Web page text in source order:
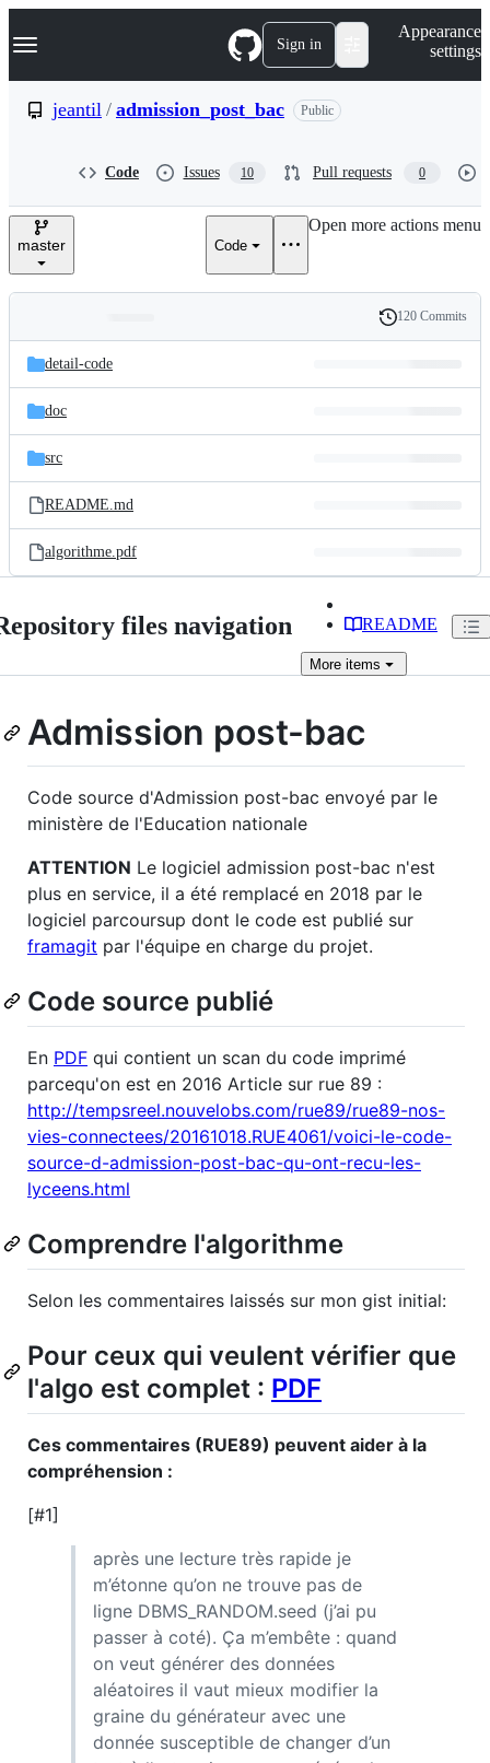
k
p
e
Navigation Menu Sign in
Appearance
settings
jeantil / admission_post_bac Public
Code Issues 10 Pull requests 0
master Code
Open more actions menu
and
files
Latest
commit
History
120 Commits
detail-code
doc
src
README.md
algorithme.pdf
files navigation README
More items
Admission post-bac
Code source d'Admission post-bac envoyé par le
ministère de l'Education nationale
ATTENTION Le logiciel admission post-bac n'est
plus en service, il a été remplacé en 2018 par le
logiciel parcoursup dont le code est publié sur
framagit par l'équipe en charge du projet.
Code source publié
En PDF qui contient un scan du code imprimé
parcequ'on est en 2016 Article sur rue 89 :
http://tempsreel.nouvelobs.com/rue89/rue89-nos-
vies-connectees/20161018.RUE4061/voici-le-code-
source-d-admission-post-bac-qu-ont-recu-les-
lyceens.html
Comprendre l'algorithme
Selon les commentaires laissés sur mon gist initial:
Pour ceux qui veulent vérifier que
l'algo est complet : PDF
Ces commentaires (RUE89) peuvent aider à la
compréhension :
[#1]
après une lecture très rapide je
m’étonne qu’on ne trouve pas de
ligne DBMS_RANDOM.seed (j’ai pu
passer à coté). Ça m’embête : quand
on veut générer des données
aléatoires il vaut mieux modifier la
graine du générateur avec une
donnée susceptible de changer d’un